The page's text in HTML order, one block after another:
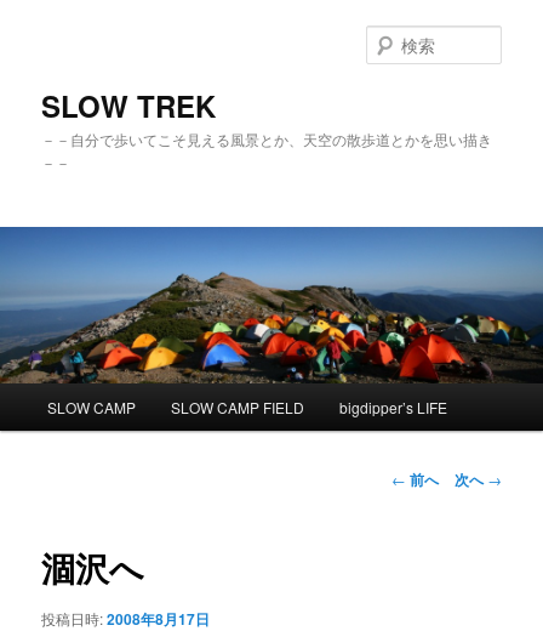
SLOW TREK
－－自分で歩いてこそ見える風景とか、天空の散歩道とかを思い描き
－－
索
メ
コ
ン
SLOW CAMP SLOW CAMP FIELD bigdipper’s LIFE
投
← 前へ 次へ→
涸沢へ
投稿日時:2008年8月17日